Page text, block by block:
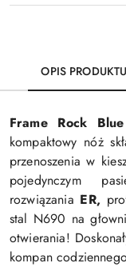
OPIS PRODUKTU
Frame Rock
kompaktowy nóż
przenoszenia w
pojedynczym
rozwiązania ER,
stal N690 na
otwierania!
kompan